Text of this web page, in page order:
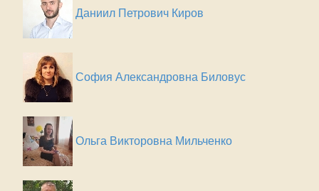
Даниил Петрович Киров
София Александровна Биловус
Ольга Викторовна Мильченко